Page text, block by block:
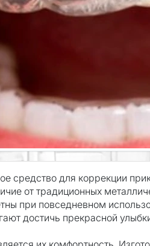
средство для коррекции
от традиционных
при повседневном
достичь прекрасной